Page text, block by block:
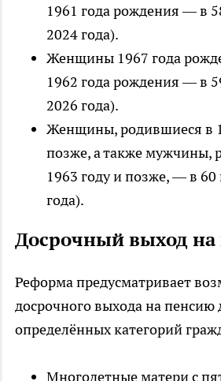
1961 года рождения — в
2024 года).
Женщины 1967 года
1962 года рождения — в
2026 года).
Женщины, родившиеся в
позже, а также мужчины,
1963 году и позже, — в 60
года).
Досрочный выход
Реформа предусматривает
досрочного выхода на пенсию
определённых категорий
Многодетные матери с